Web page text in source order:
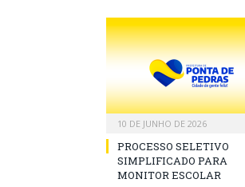
10 DE JUNHO DE 2026
PROCESSO SELETIVO
SIMPLIFICADO PARA
MONITOR ESCOLAR